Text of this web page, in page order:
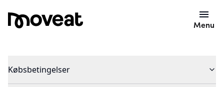
Menu
Købsbetingelser